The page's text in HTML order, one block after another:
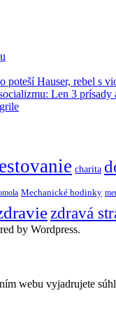
Hauser, rebel s
Len 3 prísady
charita
Mechanické hodinky
zdravá
by Wordpress.
webu vyjadrujete